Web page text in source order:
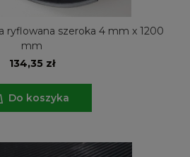
ryflowana szeroka 4 mm x 1200
mm
134,35 zł
Do koszyka